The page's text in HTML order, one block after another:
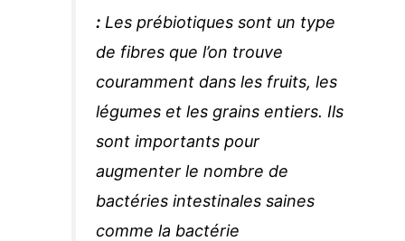
: Les prébiotiques sont un type
de fibres que l’on trouve
couramment dans les fruits, les
légumes et les grains entiers. Ils
sont importants pour
augmenter le nombre de
bactéries intestinales saines
comme la bactérie